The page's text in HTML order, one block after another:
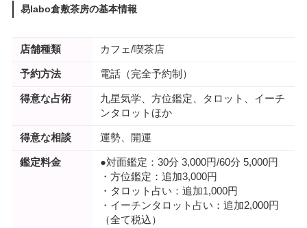
易labo倉敷茶房の基本情報
店舗種類 カフェ/喫茶店
予約方法 電話（完全予約制）
得意な占術
九星気学、方位鑑定、タロット、イーチ
ンタロットほか
得意な相談 運勢、開運
鑑定料金
●対面鑑定：30分 3,000円/60分 5,000円
・方位鑑定：追加3,000円
・タロット占い：追加1,000円
・イーチンタロット占い：追加2,000円
（全て税込）